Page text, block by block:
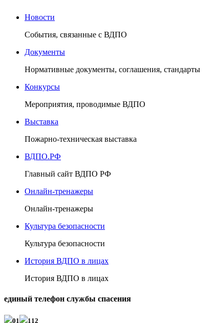
Новости
События, связанные с ВДПО
Документы
Нормативные документы, соглашения, стандарты
Конкурсы
Мероприятия, проводимые ВДПО
Выставка
Пожарно-техническая выставка
ВДПО.РФ
Главный сайт ВДПО РФ
Онлайн-тренажеры
Онлайн-тренажеры
Культура безопасности
Культура безопасности
История ВДПО в лицах
История ВДПО в лицах
единый телефон службы спасения
01 112